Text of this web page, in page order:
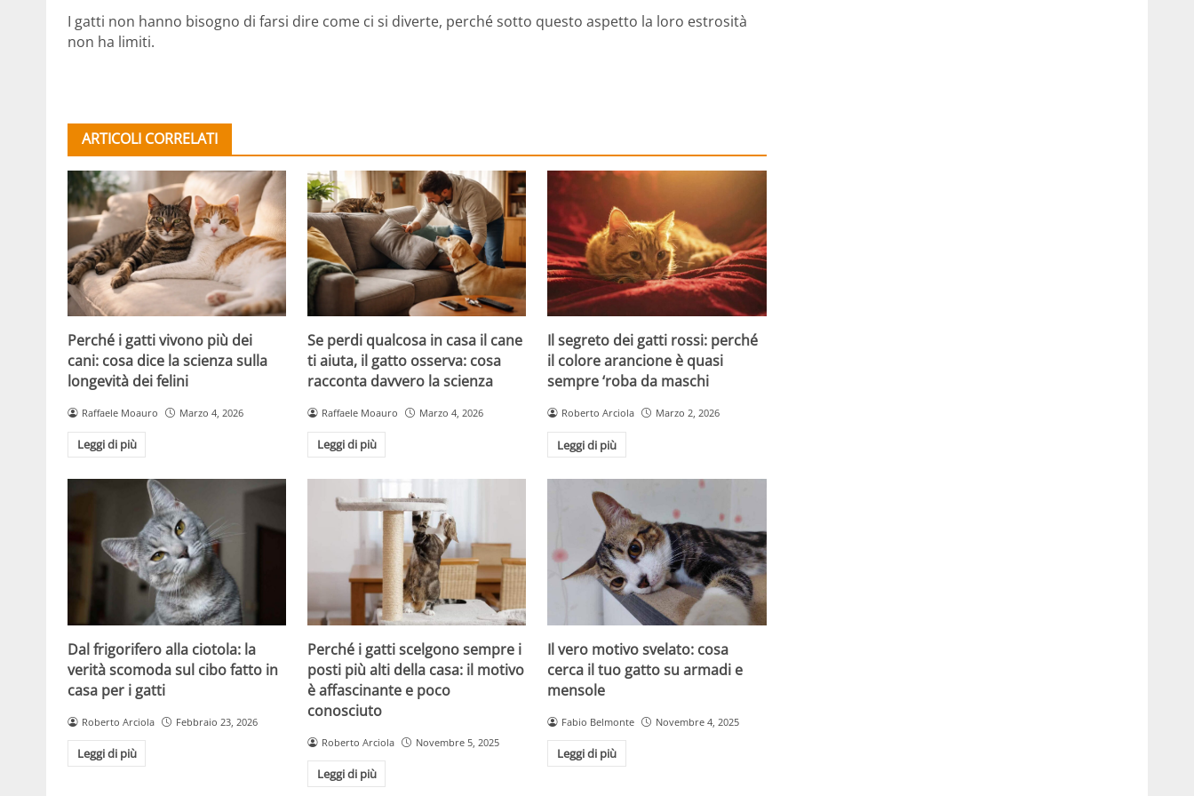
I gatti non hanno bisogno di farsi dire come ci si diverte, perché sotto questo aspetto la loro estrosità
non ha limiti.
ARTICOLI CORRELATI
Perché i gatti vivono più dei
cani: cosa dice la scienza sulla
longevità dei felini
Raffaele Moauro Marzo 4, 2026
Leggi di più
Se perdi qualcosa in casa il cane
ti aiuta, il gatto osserva: cosa
racconta davvero la scienza
Raffaele Moauro Marzo 4, 2026
Leggi di più
Il segreto dei gatti rossi: perché
il colore arancione è quasi
sempre ‘roba da maschi
Roberto Arciola Marzo 2, 2026
Leggi di più
Dal frigorifero alla ciotola: la
verità scomoda sul cibo fatto in
casa per i gatti
Roberto Arciola Febbraio 23, 2026
Leggi di più
Perché i gatti scelgono sempre i
posti più alti della casa: il motivo
è affascinante e poco
conosciuto
Roberto Arciola Novembre 5, 2025
Leggi di più
Il vero motivo svelato: cosa
cerca il tuo gatto su armadi e
mensole
Fabio Belmonte Novembre 4, 2025
Leggi di più